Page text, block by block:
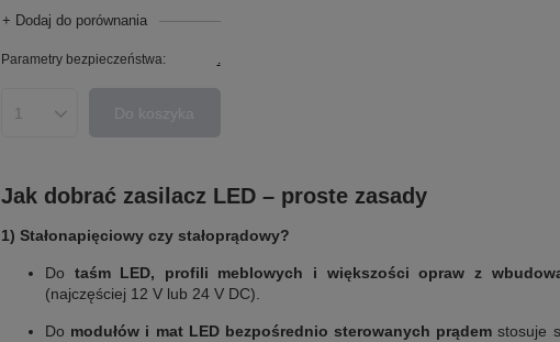
+ Dodaj do porównania
Parametry bezpieczeństwa: .
Ilość produktówDo koszyka
Jak dobrać zasilacz LED – proste zasady
1) Stałonapięciowy czy stałoprądowy?
Do taśm LED, profili meblowych i większości opraw z
(najczęściej 12 V lub 24 V DC).
Do modułów i mat LED bezpośrednio sterowanych prądem stosuje